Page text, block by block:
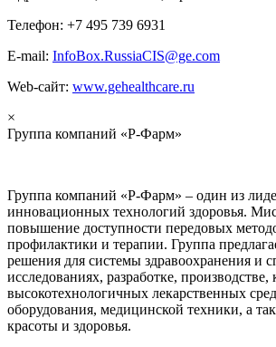
Телефон: +7 495 739 6931
E-mail: InfoBox.RussiaCIS@ge.com
Web-сайт: www.gehealthcare.ru
×
Группа компаний «Р-Фарм»
Группа компаний «Р-Фарм» – один из
инновационных технологий здоровья.
повышение доступности передовых
профилактики и терапии. Группа
решения для системы здравоохранения и
исследованиях, разработке,
высокотехнологичных лекарственных
оборудования, медицинской техники, а
красоты и здоровья.